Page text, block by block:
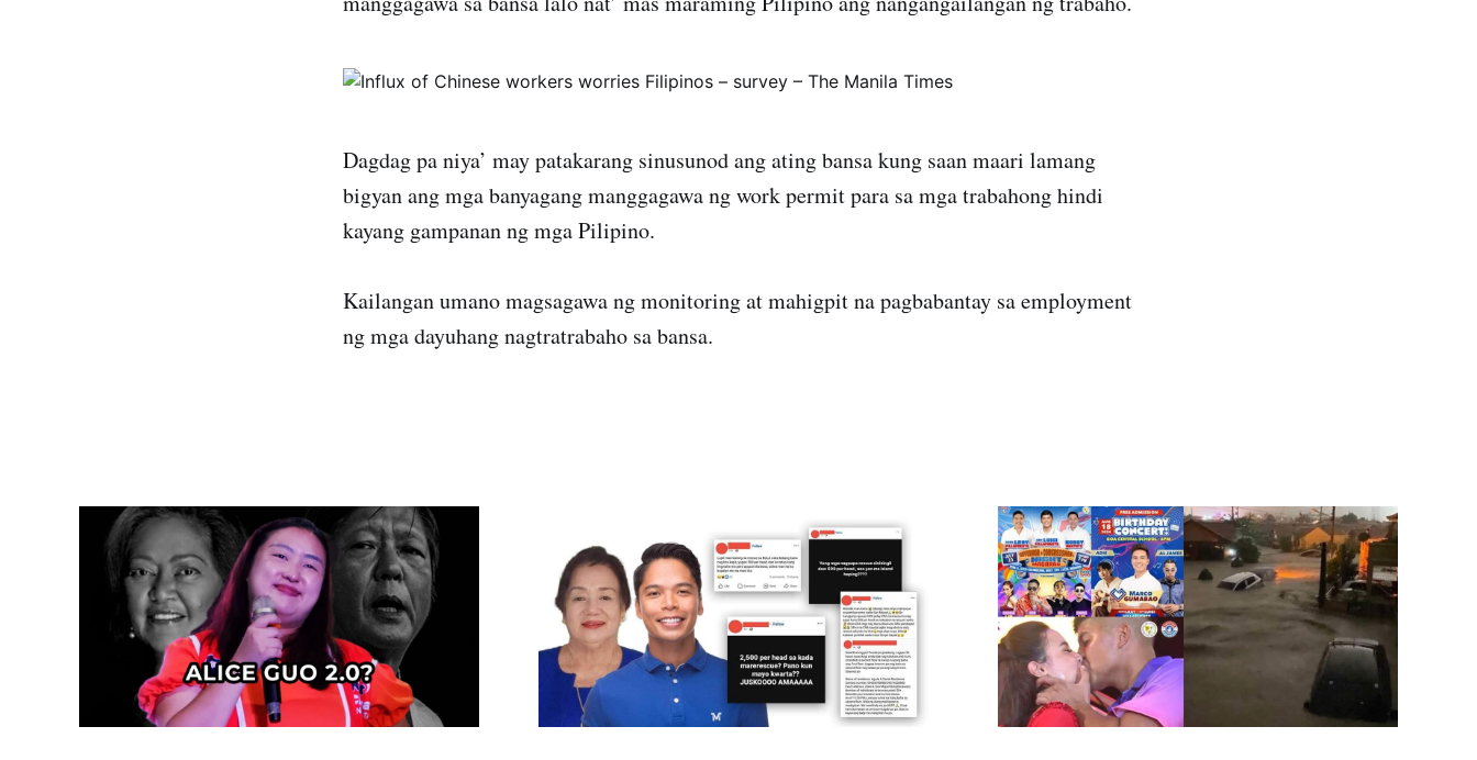
Dagdag pa niya’ may patakarang sinusunod ang ating bansa kung saan maari lamang
bigyan ang mga banyagang manggagawa ng work permit para sa mga trabahong hindi
kayang gampanan ng mga Pilipino.
Kailangan umano magsagawa ng monitoring at mahigpit na pagbabantay sa employment
ng mga dayuhang nagtratrabaho sa bansa.